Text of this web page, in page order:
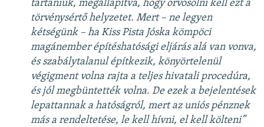
tartaniuk, megállapítva, hogy orvosolni kell ezt a
törvénysértő helyzetet. Mert – ne legyen
kétségünk – ha Kiss Pista Jóska kömpöci
magánember építéshatósági eljárás alá van vonva,
és szabálytalanul építkezik, könyörtelenül
végigment volna rajta a teljes hivatali procedúra,
és jól megbüntették volna. De ezek a bejelentések
lepattannak a hatóságról, mert az uniós pénznek
más a rendeltetése, le kell hívni, el kell költeni”